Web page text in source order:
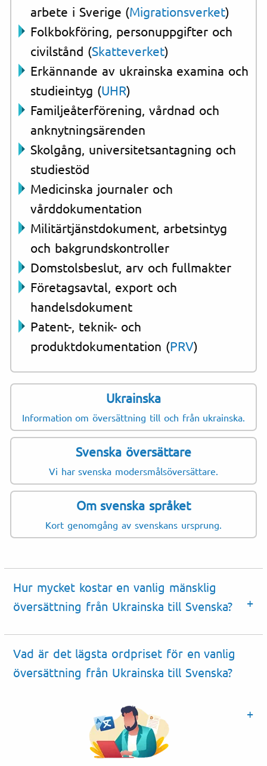
arbete i Sverige (Migrationsverket)
Folkbokföring, personuppgifter och
civilstånd (Skatteverket)
Erkännande av ukrainska examina och
studieintyg (UHR)
Familjeåterförening, vårdnad och
anknytningsärenden
Skolgång, universitetsantagning och
studiestöd
Medicinska journaler och
vårddokumentation
Militärtjänstdokument, arbetsintyg
och bakgrundskontroller
Domstolsbeslut, arv och fullmakter
Företagsavtal, export och
handelsdokument
Patent-, teknik- och
produktdokumentation (PRV)
Ukrainska
Information om översättning till och från ukrainska.
Svenska översättare
Vi har svenska modersmålsöversättare.
Om svenska språket
Kort genomgång av svenskans ursprung.
Hur mycket kostar en vanlig mänsklig
översättning från Ukrainska till Svenska?
Vad är det lägsta ordpriset för en vanlig
översättning från Ukrainska till Svenska?